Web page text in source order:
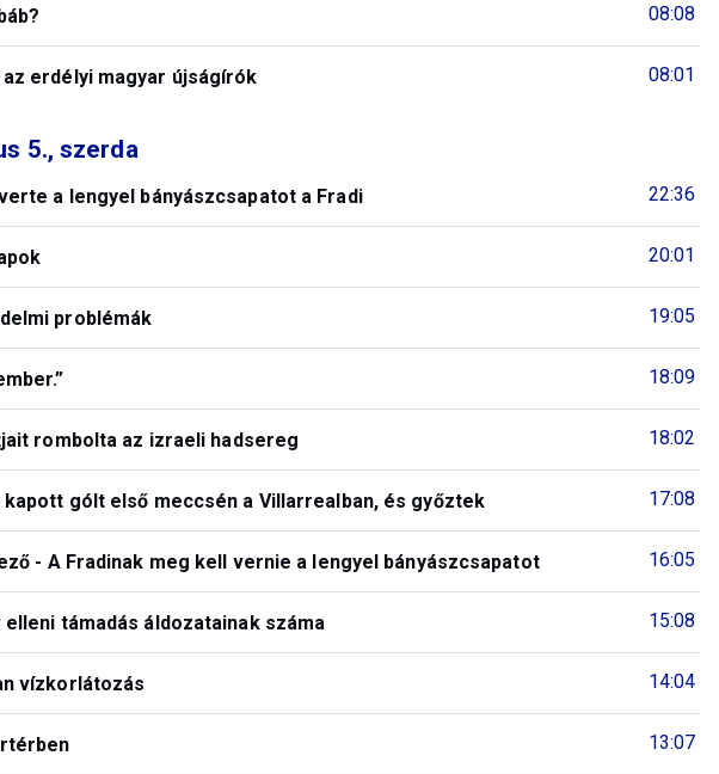
08:08
08:01
erdélyi magyar újságírók
5., szerda
22:36
a lengyel bányászcsapatot a Fradi
20:01
19:05
problémák
18:09
18:02
rombolta az izraeli hadsereg
17:08
kapott gólt első meccsén a Villarrealban, és győztek
16:05
- A Fradinak meg kell vernie a lengyel bányászcsapatot
15:08
elleni támadás áldozatainak száma
14:04
vízkorlátozás
13:07